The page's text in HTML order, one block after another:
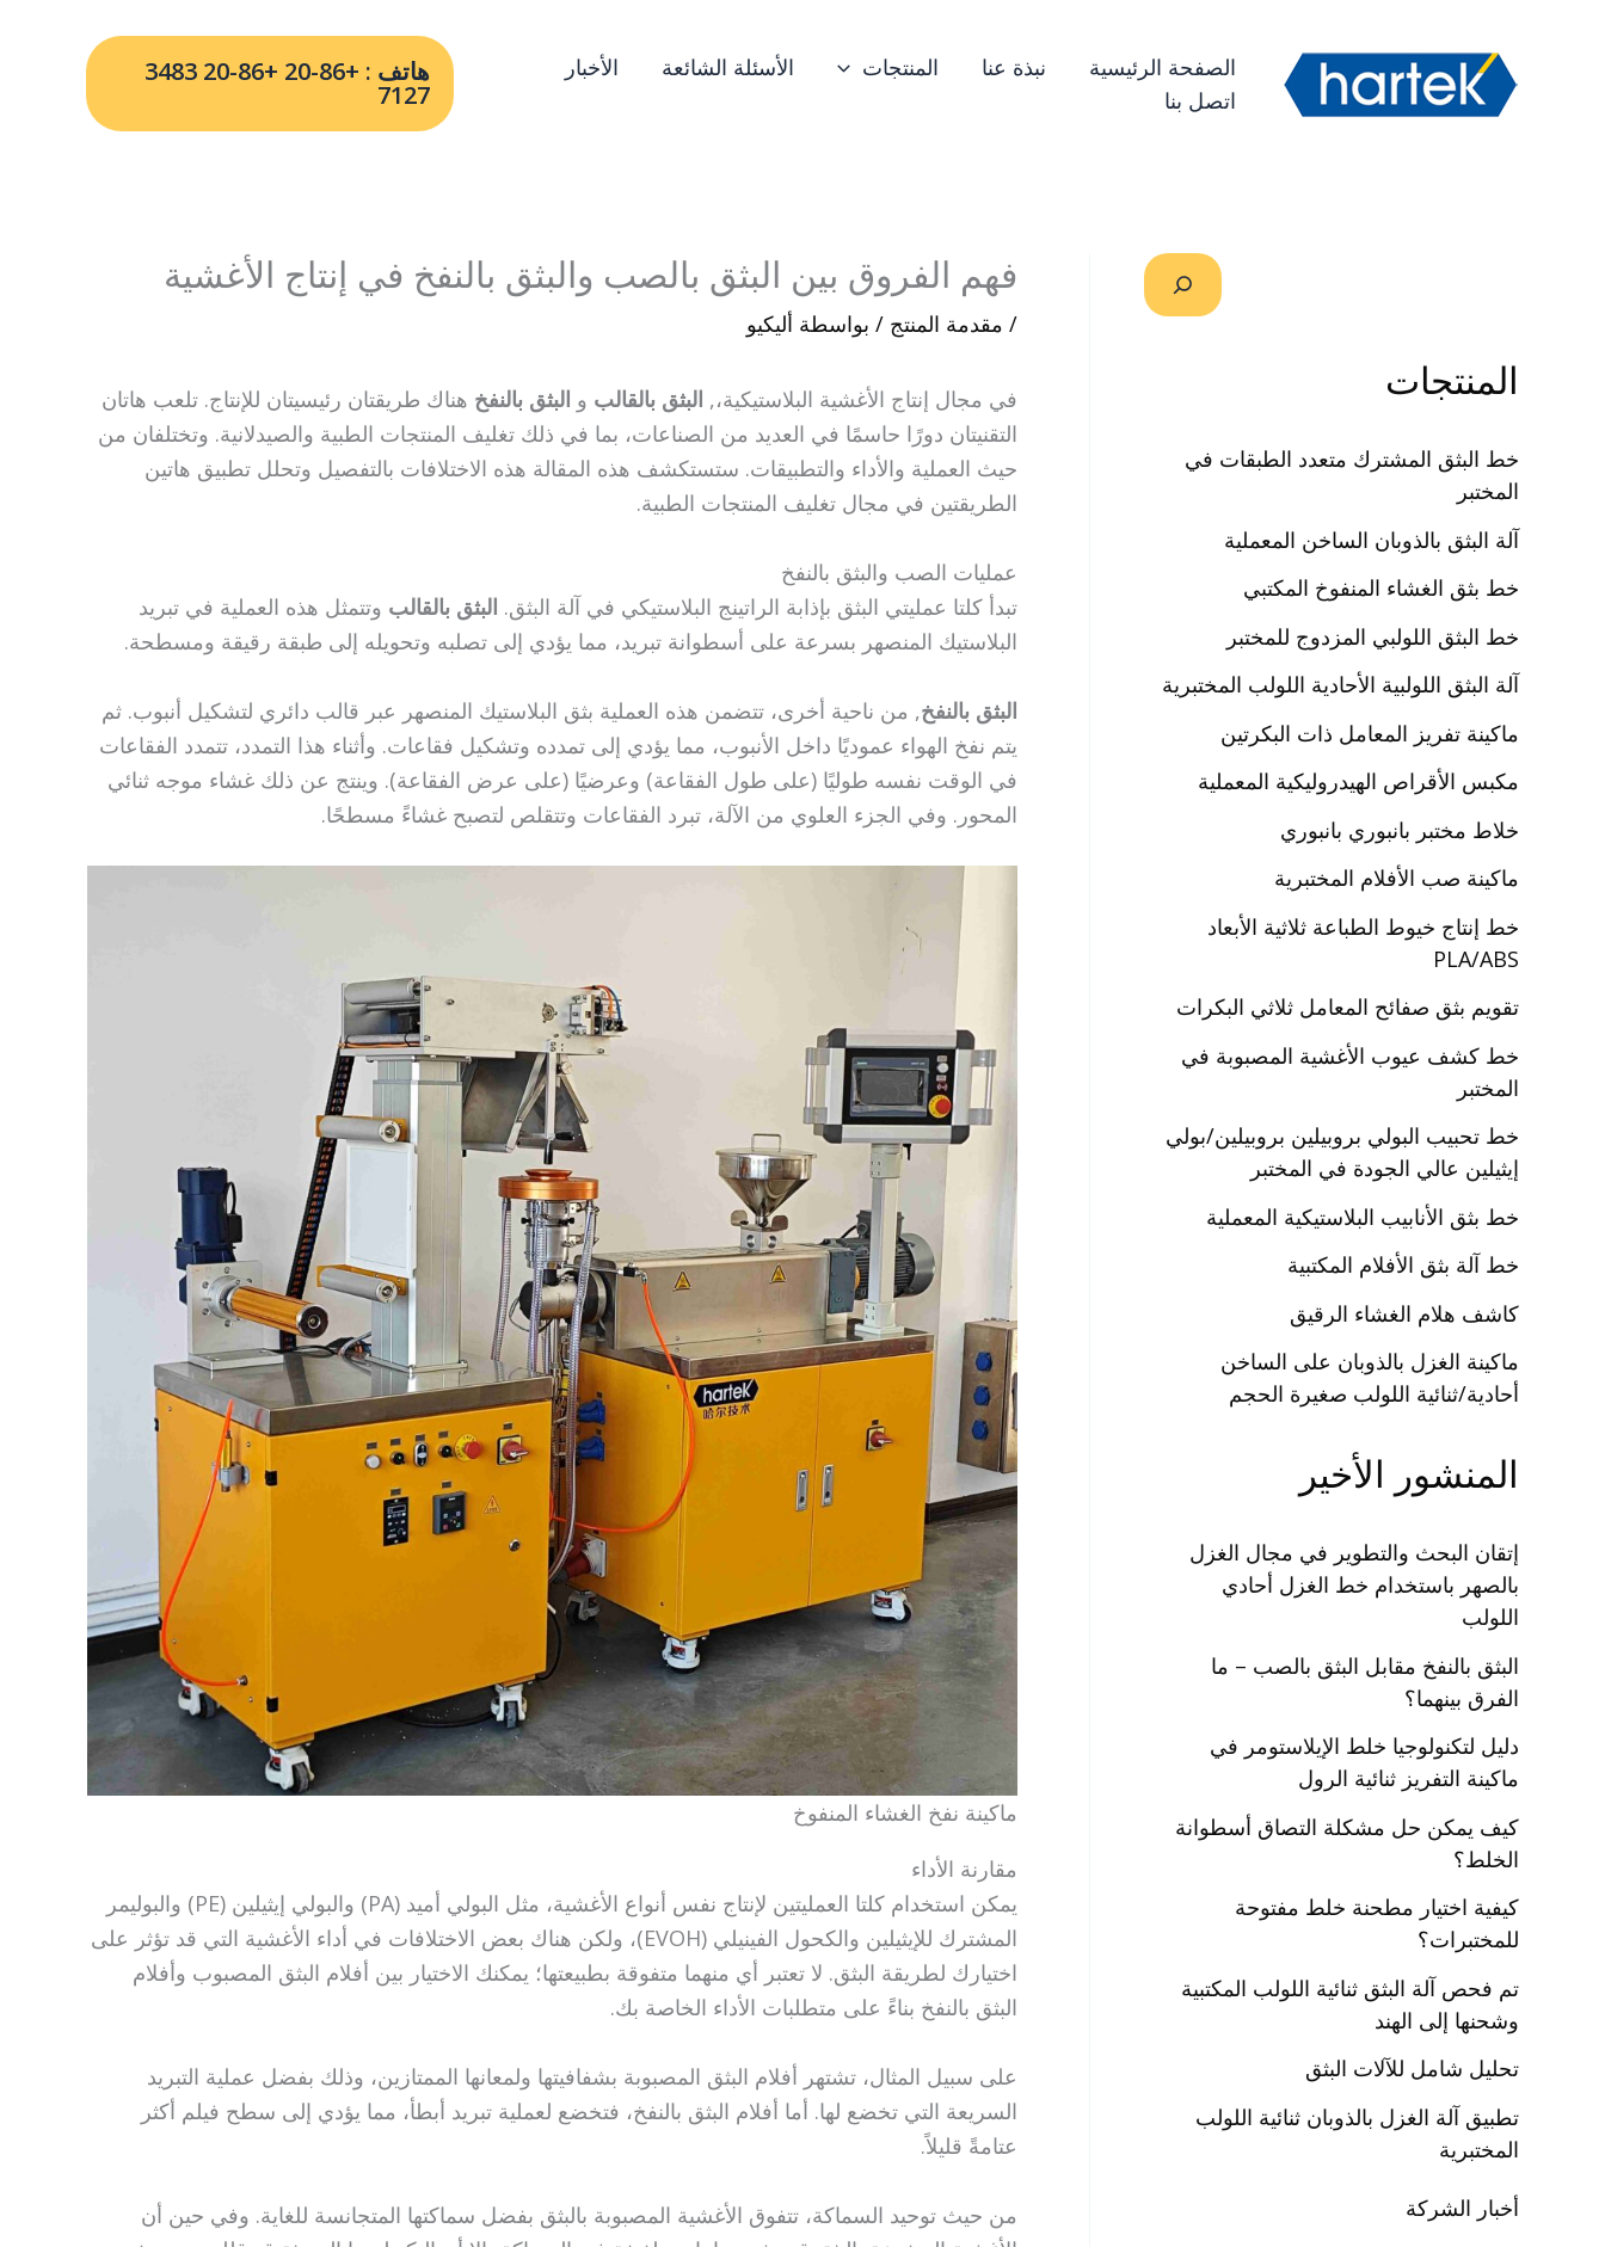
الصفحة الرئيسية نبذة عنا المنتجات الأسئلة الشائعة
الأخبار
اتصل بنا
هاتف : +86-20 +86-20 3483
7127
المنتجات
خط البثق المشترك متعدد الطبقات في
المختبر
آلة البثق بالذوبان الساخن المعملية
خط بثق الغشاء المنفوخ المكتبي
خط البثق اللولبي المزدوج للمختبر
آلة البثق اللولبية الأحادية اللولب المختبرية
ماكينة تفريز المعامل ذات البكرتين
مكبس الأقراص الهيدروليكية المعملية
خلاط مختبر بانبوري بانبوري
ماكينة صب الأفلام المختبرية
خط إنتاج خيوط الطباعة ثلاثية الأبعاد
PLA/ABS
تقويم بثق صفائح المعامل ثلاثي البكرات
خط كشف عيوب الأغشية المصبوبة في
المختبر
خط تحبيب البولي بروبيلين بروبيلين/بولي
إيثيلين عالي الجودة في المختبر
خط بثق الأنابيب البلاستيكية المعملية
خط آلة بثق الأفلام المكتبية
كاشف هلام الغشاء الرقيق
ماكينة الغزل بالذوبان على الساخن
أحادية/ثنائية اللولب صغيرة الحجم
المنشور الأخير
إتقان البحث والتطوير في مجال الغزل
بالصهر باستخدام خط الغزل أحادي
اللولب
البثق بالنفخ مقابل البثق بالصب – ما
الفرق بينهما؟
دليل لتكنولوجيا خلط الإيلاستومر في
ماكينة التفريز ثنائية الرول
كيف يمكن حل مشكلة التصاق أسطوانة
الخلط؟
كيفية اختيار مطحنة خلط مفتوحة
للمختبرات؟
تم فحص آلة البثق ثنائية اللولب المكتبية
وشحنها إلى الهند
تحليل شامل للآلات البثق
تطبيق آلة الغزل بالذوبان ثنائية اللولب
المختبرية
أخبار الشركة
فهم الفروق بين البثق بالصب والبثق بالنفخ في إنتاج الأغشية
/ مقدمة المنتج / بواسطة أليكيو
في مجال إنتاج الأغشية البلاستيكية،, البثق بالقالب و البثق بالنفخ هناك طريقتان رئيسيتان للإنتاج. تلعب هاتان
التقنيتان دورًا حاسمًا في العديد من الصناعات، بما في ذلك تغليف المنتجات الطبية والصيدلانية. وتختلفان من
حيث العملية والأداء والتطبيقات. ستستكشف هذه المقالة هذه الاختلافات بالتفصيل وتحلل تطبيق هاتين
الطريقتين في مجال تغليف المنتجات الطبية.
عمليات الصب والبثق بالنفخ
تبدأ كلتا عمليتي البثق بإذابة الراتينج البلاستيكي في آلة البثق. البثق بالقالب وتتمثل هذه العملية في تبريد
البلاستيك المنصهر بسرعة على أسطوانة تبريد، مما يؤدي إلى تصلبه وتحويله إلى طبقة رقيقة ومسطحة.
البثق بالنفخ, من ناحية أخرى، تتضمن هذه العملية بثق البلاستيك المنصهر عبر قالب دائري لتشكيل أنبوب. ثم
يتم نفخ الهواء عموديًا داخل الأنبوب، مما يؤدي إلى تمدده وتشكيل فقاعات. وأثناء هذا التمدد، تتمدد الفقاعات
في الوقت نفسه طوليًا (على طول الفقاعة) وعرضيًا (على عرض الفقاعة). وينتج عن ذلك غشاء موجه ثنائي
المحور. وفي الجزء العلوي من الآلة، تبرد الفقاعات وتتقلص لتصبح غشاءً مسطحًا.
ماكينة نفخ الغشاء المنفوخ
مقارنة الأداء
يمكن استخدام كلتا العمليتين لإنتاج نفس أنواع الأغشية، مثل البولي أميد (PA) والبولي إيثيلين (PE) والبوليمر
المشترك للإيثيلين والكحول الفينيلي (EVOH)، ولكن هناك بعض الاختلافات في أداء الأغشية التي قد تؤثر على
اختيارك لطريقة البثق. لا تعتبر أي منهما متفوقة بطبيعتها؛ يمكنك الاختيار بين أفلام البثق المصبوب وأفلام
البثق بالنفخ بناءً على متطلبات الأداء الخاصة بك.
على سبيل المثال، تشتهر أفلام البثق المصبوبة بشفافيتها ولمعانها الممتازين، وذلك بفضل عملية التبريد
السريعة التي تخضع لها. أما أفلام البثق بالنفخ، فتخضع لعملية تبريد أبطأ، مما يؤدي إلى سطح فيلم أكثر
عتامةً قليلاً.
من حيث توحيد السماكة، تتفوق الأغشية المصبوبة بالبثق بفضل سماكتها المتجانسة للغاية. وفي حين أن